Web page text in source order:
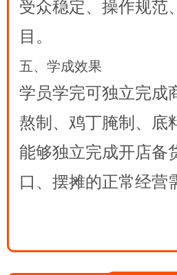
受众稳定、操作规范
目。
五、学成效果
学员学完可独立完成
熬制、鸡丁腌制、底
能够独立完成开店备
口、摆摊的正常经营